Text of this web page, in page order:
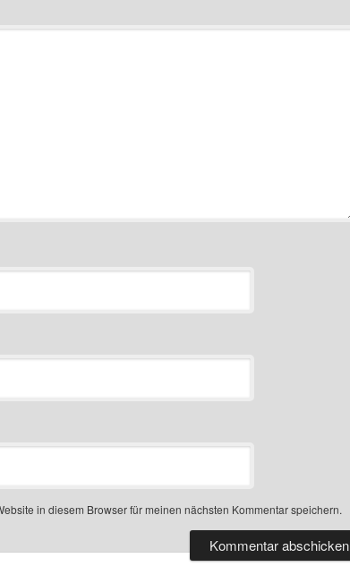
in diesem Browser für meinen nächsten Kommentar speichern.